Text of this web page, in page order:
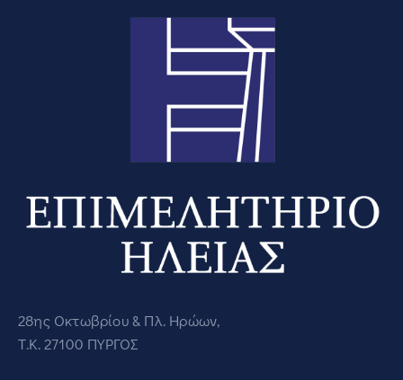
28ης Οκτωβρίου & Πλ. Ηρώων,
Τ.Κ. 27100 ΠΥΡΓΟΣ